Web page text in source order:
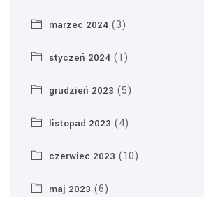
marzec 2024 (3)
styczeń 2024 (1)
grudzień 2023 (5)
listopad 2023 (4)
czerwiec 2023 (10)
maj 2023 (6)